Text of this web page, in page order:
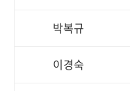
박복규
이경숙